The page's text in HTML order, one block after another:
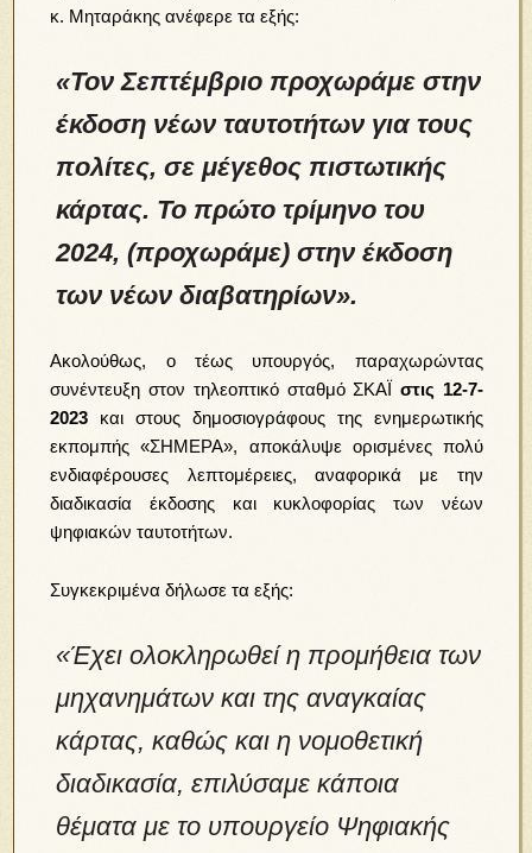
κ. Μηταράκης ανέφερε τα εξής:
«Τον Σεπτέμβριο προχωράμε στην
έκδοση νέων ταυτοτήτων για τους
πολίτες, σε μέγεθος πιστωτικής
κάρτας. Το πρώτο τρίμηνο του
2024, (προχωράμε) στην έκδοση
των νέων διαβατηρίων».
Ακολούθως, ο τέως υπουργός, παραχωρώντας
συνέντευξη στον τηλεοπτικό σταθμό ΣΚΑΪστις 12-7-
2023 και στους δημοσιογράφους της ενημερωτικής
εκπομπής «ΣΗΜΕΡΑ», αποκάλυψε ορισμένες πολύ
ενδιαφέρουσες λεπτομέρειες, αναφορικά με την
διαδικασία έκδοσης και κυκλοφορίας των νέων
ψηφιακών ταυτοτήτων.
Συγκεκριμένα δήλωσε τα εξής:
«Έχει ολοκληρωθεί η προμήθεια των
μηχανημάτων και της αναγκαίας
κάρτας, καθώς και η νομοθετική
διαδικασία, επιλύσαμε κάποια
θέματα με το υπουργείο Ψηφιακής